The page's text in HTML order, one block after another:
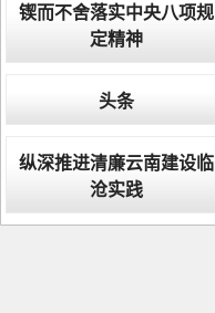
锲而不舍落实中央八项规
定精神
头条
纵深推进清廉云南建设临
沧实践